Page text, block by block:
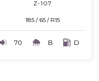
Z-107
185 / 65 / R15
70 B D